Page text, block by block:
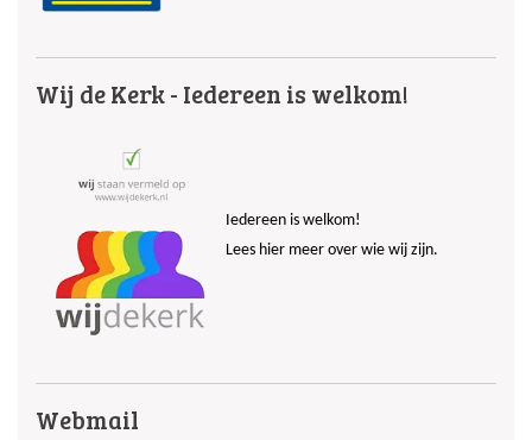
Wij de Kerk - Iedereen is welkom!
Iedereen is welkom!
Lees hier meer over wie wij zijn.
Webmail